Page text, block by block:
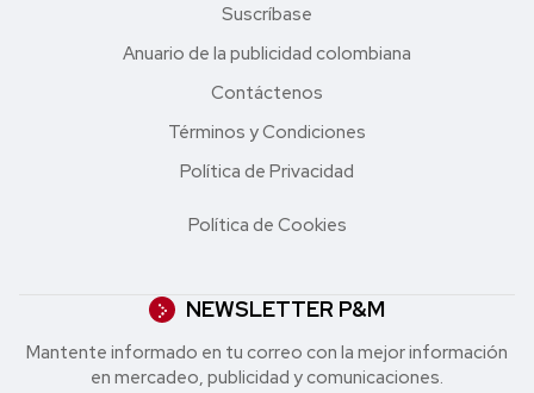
Suscríbase
Anuario de la publicidad colombiana
Contáctenos
Términos y Condiciones
Política de Privacidad
Política de Cookies
NEWSLETTER P&M
Mantente informado en tu correo con la mejor in formación
en mercadeo, publicidad y comunicaciones.